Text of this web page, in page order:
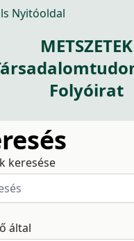
Nyitóoldal
METSZETEK
Folyóirat
keresése
által